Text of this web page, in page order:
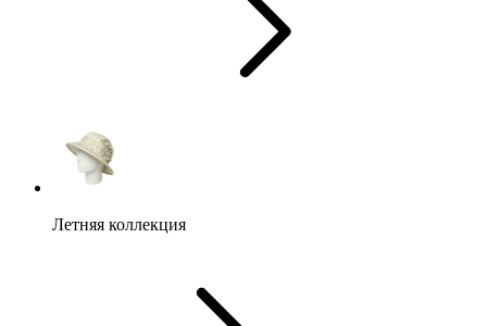
Летняя коллекция